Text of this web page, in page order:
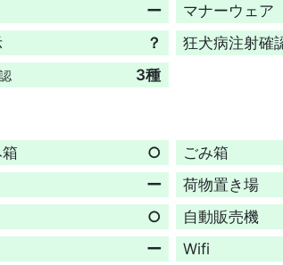
ー
マナーウェア
？ 狂犬病注射確
3種
○
ごみ箱
ー
荷物置き場
○
自動販売機
ー
Wifi